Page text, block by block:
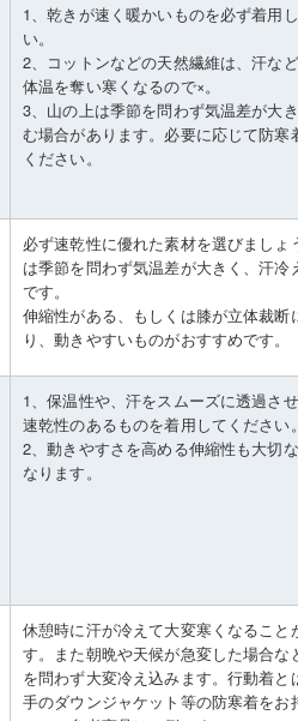
1、乾きが速く暖かいものを必ず着用
い。
2、コットンなどの天然繊維は、汗な
体温を奪い寒くなるので×。
3、山の上は季節を問わず気温差が大
む場合があります。必要に応じて防寒
ください。
必ず速乾性に優れた素材を選びましょ
は季節を問わず気温差が大きく、汗冷
です。
伸縮性がある、もしくは膝が立体裁断
り、動きやすいものがおすすめです。
1、保温性や、汗をスムーズに透過さ
速乾性のあるものを着用してください
2、動きやすさを高める伸縮性も大切
なります。
休憩時に汗が冷えて大変寒くなること
す。また朝晩や天候が急変した場合な
を問わず大変冷え込みます。行動着と
手のダウンジャケット等の防寒着をお